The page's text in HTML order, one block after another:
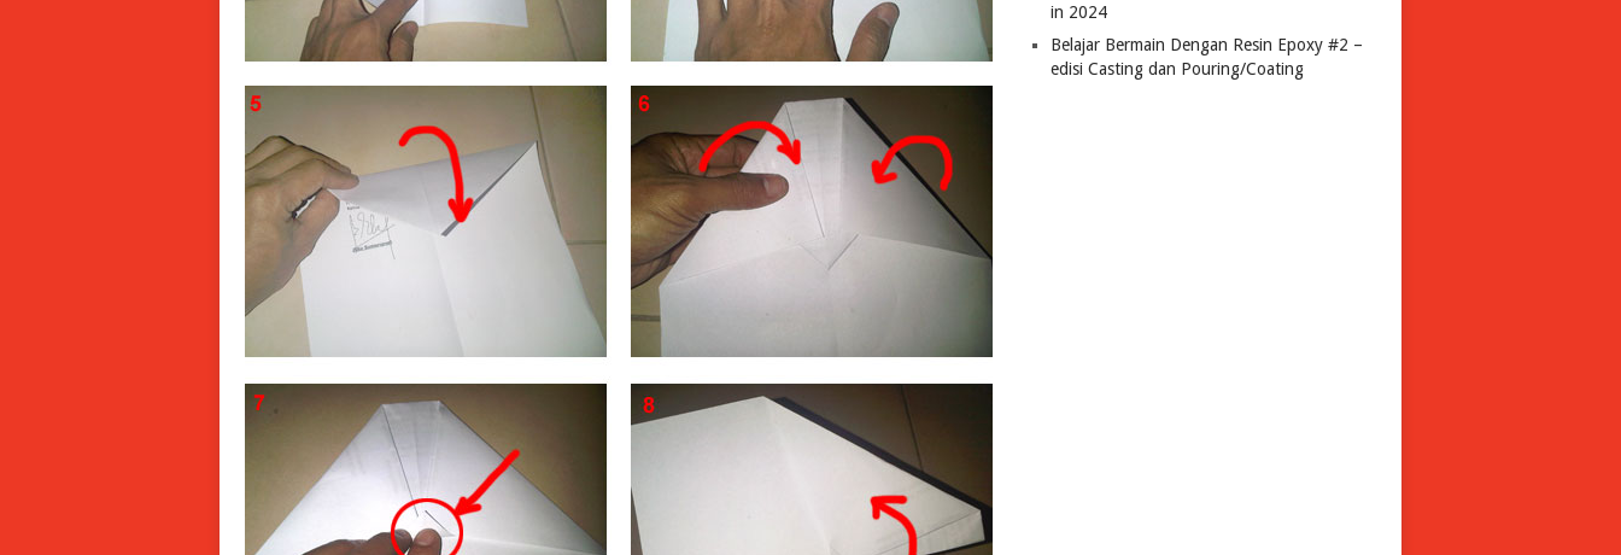
in 2024
Belajar Bermain Dengan Resin Epoxy #2 –
edisi Casting dan Pouring/Coating